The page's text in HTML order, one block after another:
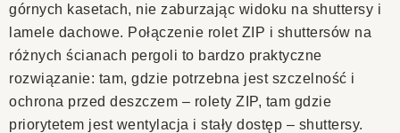
górnych kasetach, nie zaburzając widoku na shuttersy i
lamele dachowe. Połączenie rolet ZIP i shuttersów na
różnych ścianach pergoli to bardzo praktyczne
rozwiązanie: tam, gdzie potrzebna jest szczelność i
ochrona przed deszczem – rolety ZIP, tam gdzie
priorytetem jest wentylacja i stały dostęp – shuttersy.